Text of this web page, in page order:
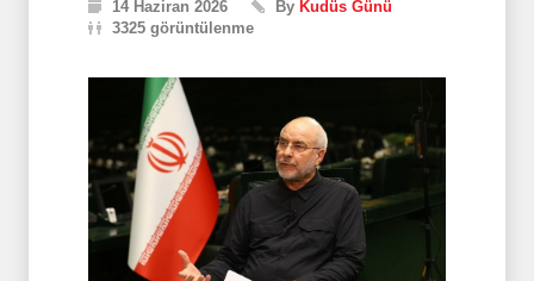
14 Haziran 2026
By Kudüs Günü
3325 görüntülenme